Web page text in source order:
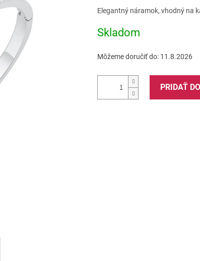
z
hviezdičiek.
cena:
Elegantný náramok, vhodný na
Skladom
Môžeme doručiť do: 11.8.2026
PRIDAŤ